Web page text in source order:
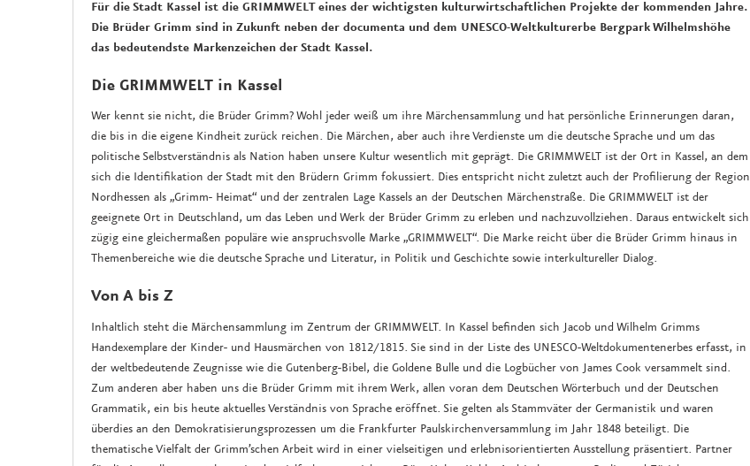
Für die Stadt Kassel ist die GRIMMWELT eines der wichtigsten kulturwirtschaftlichen Projekte der kommenden Jahre.
Die Brüder Grimm sind in Zukunft neben der documenta und dem UNESCO-Weltkulturerbe Bergpark Wilhelmshöhe
das bedeutendste Markenzeichen der Stadt Kassel.
Die GRIMMWELT in Kassel
Wer kennt sie nicht, die Brüder Grimm? Wohl jeder weiß um ihre Märchensammlung und hat persönliche Erinnerungen daran,
die bis in die eigene Kindheit zurück reichen. Die Märchen, aber auch ihre Verdienste um die deutsche Sprache und um das
politische Selbstverständnis als Nation haben unsere Kultur wesentlich mit geprägt. Die GRIMMWELT ist der Ort in Kassel, an dem
sich die Identifikation der Stadt mit den Brüdern Grimm fokussiert. Dies entspricht nicht zuletzt auch der Profilierung der Region
Nordhessen als „Grimm- Heimat“ und der zentralen Lage Kassels an der Deutschen Märchenstraße. Die GRIMMWELT ist der
geeignete Ort in Deutschland, um das Leben und Werk der Brüder Grimm zu erleben und nachzuvollziehen. Daraus entwickelt sich
zügig eine gleichermaßen populäre wie anspruchsvolle Marke „GRIMMWELT“. Die Marke reicht über die Brüder Grimm hinaus in
Themenbereiche wie die deutsche Sprache und Literatur, in Politik und Geschichte sowie interkultureller Dialog.
Von A bis Z
Inhaltlich steht die Märchensammlung im Zentrum der GRIMMWELT. In Kassel befinden sich Jacob und Wilhelm Grimms
Handexemplare der Kinder- und Hausmärchen von 1812/1815. Sie sind in der Liste des UNESCO-Weltdokumentenerbes erfasst, in
der weltbedeutende Zeugnisse wie die Gutenberg-Bibel, die Goldene Bulle und die Logbücher von James Cook versammelt sind.
Zum anderen aber haben uns die Brüder Grimm mit ihrem Werk, allen voran dem Deutschen Wörterbuch und der Deutschen
Grammatik, ein bis heute aktuelles Verständnis von Sprache eröffnet. Sie gelten als Stammväter der Germanistik und waren
überdies an den Demokratisierungsprozessen um die Frankfurter Paulskirchenversammlung im Jahr 1848 beteiligt. Die
thematische Vielfalt der Grimm’schen Arbeit wird in einer vielseitigen und erlebnisorientierten Ausstellung präsentiert. Partner